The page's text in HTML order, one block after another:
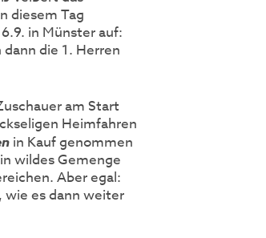
diesem Tag
in Münster auf:
die 1. Herren
am Start
Heimfahren
in Kauf genommen
wildes Gemenge
Aber egal:
wie es dann weiter